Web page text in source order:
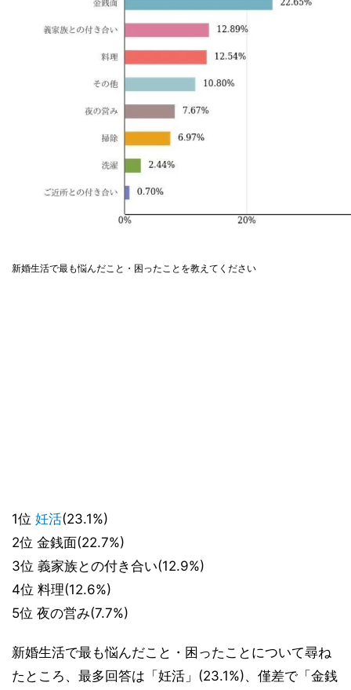
新婚生活で最も悩んだこと・困ったことを教えてください
1位 妊活(23.1%)
2位 金銭面(22.7%)
3位 義家族との付き合い(12.9%)
4位 料理(12.6%)
5位 夜の営み(7.7%)
新婚生活で最も悩んだこと・困ったことについて尋ね
たところ、最多回答は「妊活」(23.1%)、僅差で「金銭